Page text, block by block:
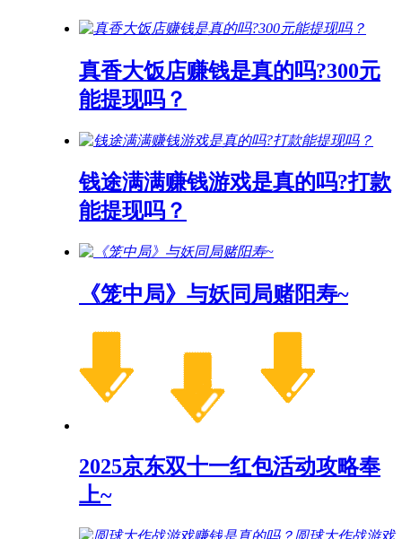
真香大饭店赚钱是真的吗?300元
能提现吗？
钱途满满赚钱游戏是真的吗?打款
能提现吗？
《笼中局》与妖同局赌阳寿~
2025京东双十一红包活动攻略奉
上~